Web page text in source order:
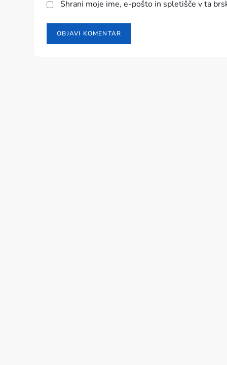
Shrani moje ime, e-pošto in spletišče v ta